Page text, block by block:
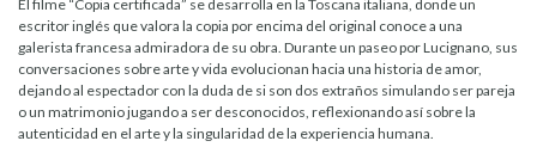
El filme “Copia certificada” se desarrolla en la Toscana italiana, donde un
escritor inglés que valora la copia por encima del original conoce a una
galerista francesa admiradora de su obra. Durante un paseo por Lucignano, sus
conversaciones sobre arte y vida evolucionan hacia una historia de amor,
dejando al espectador con la duda de si son dos extraños simulando ser pareja
o un matrimonio jugando a ser desconocidos, reflexionando así sobre la
autenticidad en el arte y la singularidad de la experiencia humana.